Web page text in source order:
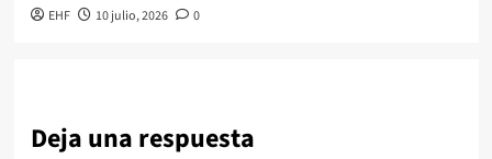
EHF 10 julio, 2026 0
Deja una respuesta